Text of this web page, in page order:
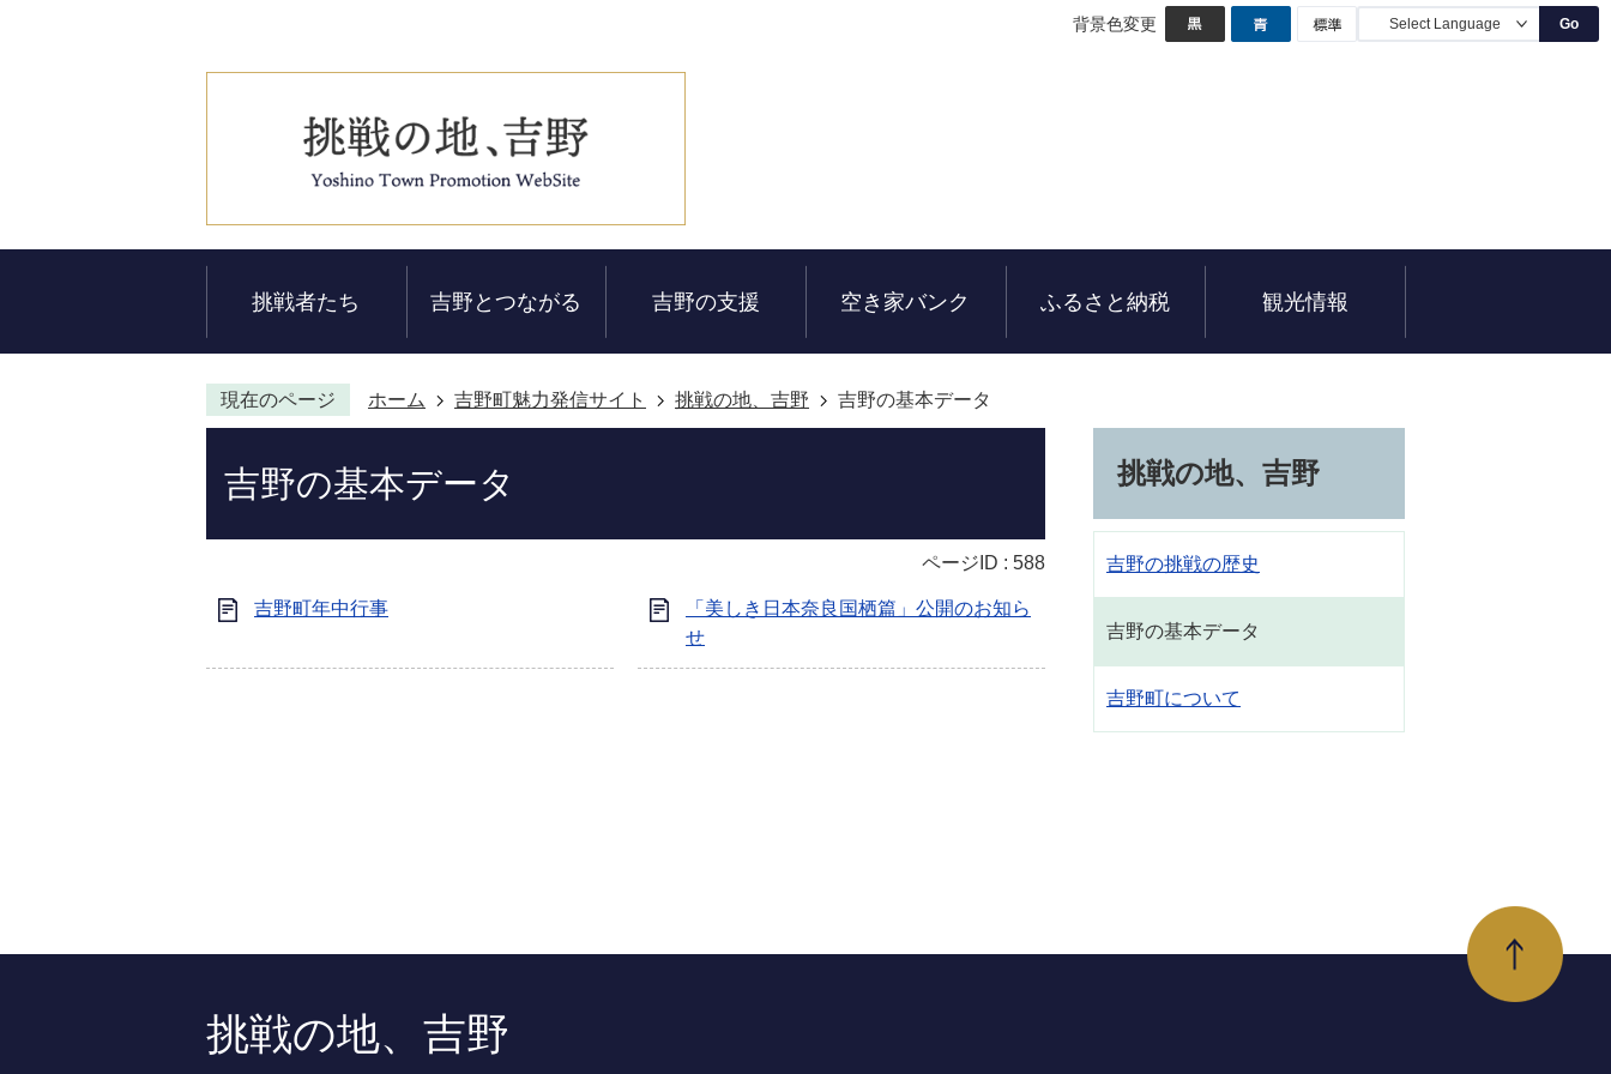
背景色変更 Go
挑戦者たち 吉野とつながる 吉野の支援 空き家バンク ふるさと納税 観光情報
現在のページ ホーム 吉野町魅力発信サイト 挑戦の地、吉野 吉野の基本データ
吉野の基本データ
ページID : 588
吉野町年中行事
「美しき日本奈良国栖篇」公開のお知ら
せ
挑戦の地、吉野
吉野の挑戦の歴史
吉野の基本データ
吉野町について
挑戦の地、吉野